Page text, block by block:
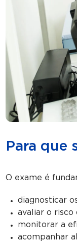
Para que
O exame é
diagnosticar
avaliar o risco
monitorar a
acompanhar